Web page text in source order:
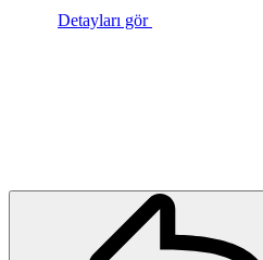
Detayları gör